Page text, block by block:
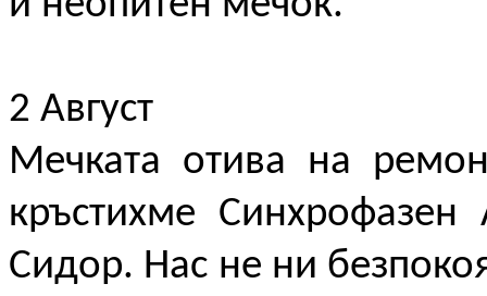
2 Август
Мечката отива на
кръстихме
Сидор. Нас не ни